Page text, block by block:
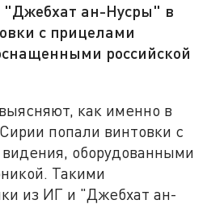
"Джебхат ан-Нусры" в
с прицелами
российской
как именно в
попали винтовки с
оборудованными
Такими
из ИГ и "Джебхат ан-